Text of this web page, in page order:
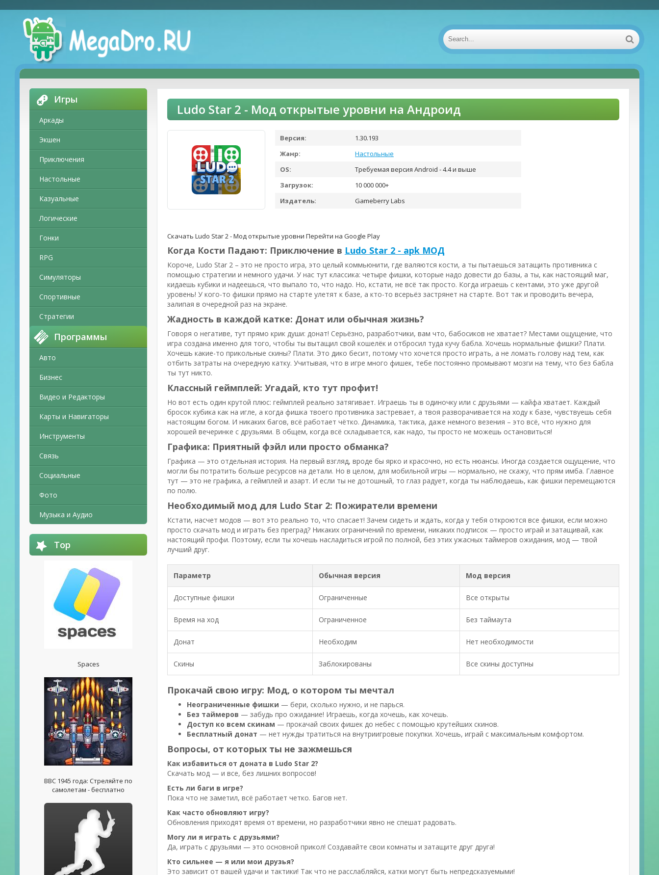
Игры
Аркады
Экшен
Приключения
Настольные
Казуальные
Логические
Гонки
RPG
Симуляторы
Спортивные
Стратегии
Программы
Авто
Бизнес
Видео и Редакторы
Карты и Навигаторы
Инструменты
Связь
Социальные
Фото
Музыка и Аудио
Top
Spaces
ВВС 1945 года: Стреляйте по
самолетам - бесплатно
Ludo Star 2 - Мод открытые уровни на Андроид
Версия:
1.30.193
Жанр:
Настольные
OS:
Требуемая версия Android - 4.4 и выше
Загрузок:
10 000 000+
Издатель:
Gameberry Labs
Скачать Ludo Star 2 - Мод открытые уровни Перейти на Google Play
Когда Кости Падают: Приключение в Ludo Star 2 - apk МОД
Короче, Ludo Star 2 – это не просто игра, это целый коммьюнити, где валяются кости, а ты пытаешься затащить противника с
помощью стратегии и немного удачи. У нас тут классика: четыре фишки, которые надо довести до базы, а ты, как настоящий маг,
кидаешь кубики и надеешься, что выпало то, что надо. Но, кстати, не всё так просто. Когда играешь с кентами, это уже другой
уровень! У кого-то фишки прямо на старте улетят к базе, а кто-то всерьёз застрянет на старте. Вот так и проводить вечера,
залипая в очередной раз на экране.
Жадность в каждой катке: Донат или обычная жизнь?
Говоря о негативе, тут прямо крик души: донат! Серьёзно, разработчики, вам что, бабосиков не хватает? Местами ощущение, что
игра создана именно для того, чтобы ты вытащил свой кошелёк и отбросил туда кучу бабла. Хочешь нормальные фишки? Плати.
Хочешь какие-то прикольные скины? Плати. Это дико бесит, потому что хочется просто играть, а не ломать голову над тем, как
отбить затраты на очередную катку. Учитывая, что в игре много фишек, тебе постоянно промывают мозги на тему, что без бабла
ты тут никто.
Классный геймплей: Угадай, кто тут профит!
Но вот есть один крутой плюс: геймплей реально затягивает. Играешь ты в одиночку или с друзьями — кайфа хватает. Каждый
бросок кубика как на игле, а когда фишка твоего противника застревает, а твоя разворачивается на ходу к базе, чувствуешь себя
настоящим богом. И никаких багов, всё работает чётко. Динамика, тактика, даже немного везения – это всё, что нужно для
хорошей вечеринке с друзьями. В общем, когда всё складывается, как надо, ты просто не можешь остановиться!
Графика: Приятный фэйл или просто обманка?
Графика — это отдельная история. На первый взгляд, вроде бы ярко и красочно, но есть нюансы. Иногда создается ощущение, что
могли бы потратить больше ресурсов на детали. Но в целом, для мобильной игры — нормально, не скажу, что прям имба. Главное
тут — это не графика, а геймплей и азарт. И если ты не дотошный, то глаз радует, когда ты наблюдаешь, как фишки перемещаются
по полю.
Необходимый мод для Ludo Star 2: Пожиратели времени
Кстати, насчет модов — вот это реально то, что спасает! Зачем сидеть и ждать, когда у тебя откроются все фишки, если можно
просто скачать мод и играть без преград? Никаких ограничений по времени, никаких подписок — просто играй и затащивай, как
настоящий профи. Поэтому, если ты хочешь насладиться игрой по полной, без этих ужасных таймеров ожидания, мод — твой
лучший друг.
Параметр Обычная версия Мод версия
Доступные фишки Ограниченные Все открыты
Время на ход Ограниченное Без таймаута
Донат Необходим Нет необходимости
Скины Заблокированы Все скины доступны
Прокачай свою игру: Мод, о котором ты мечтал
Неограниченные фишки — бери, сколько нужно, и не парься.
Без таймеров — забудь про ожидание! Играешь, когда хочешь, как хочешь.
Доступ ко всем скинам — прокачай своих фишек до небес с помощью крутейших скинов.
Бесплатный донат — нет нужды тратиться на внутриигровые покупки. Хочешь, играй с максимальным комфортом.
Вопросы, от которых ты не зажмешься
Как избавиться от доната в Ludo Star 2?
Скачать мод — и все, без лишних вопросов!
Есть ли баги в игре?
Пока что не заметил, всё работает четко. Багов нет.
Как часто обновляют игру?
Обновления приходят время от времени, но разработчики явно не спешат радовать.
Могу ли я играть с друзьями?
Да, играть с друзьями — это основной прикол! Создавайте свои комнаты и затащите друг друга!
Кто сильнее — я или мои друзья?
Это зависит от вашей удачи и тактики! Так что не расслабляйся, катки могут быть непредсказуемыми!